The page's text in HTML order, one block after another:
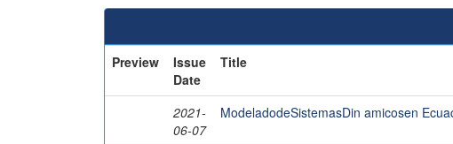
Preview
Issue
Date
Title
2021-
06-07
ModeladodeSistemasDin amicosen